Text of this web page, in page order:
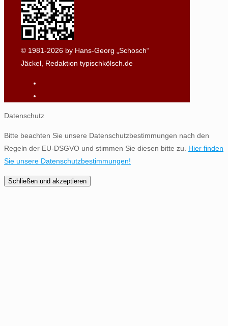
© 1981-2026 by Hans-Georg „Schosch“
Jäckel, Redaktion typischkölsch.de
Datenschutz
Bitte beachten Sie unsere Datenschutzbestimmungen nach den
Regeln der EU-DSGVO und stimmen Sie diesen bitte zu. Hier finden
Sie unsere Datenschutzbestimmungen!
Schließen und akzeptieren